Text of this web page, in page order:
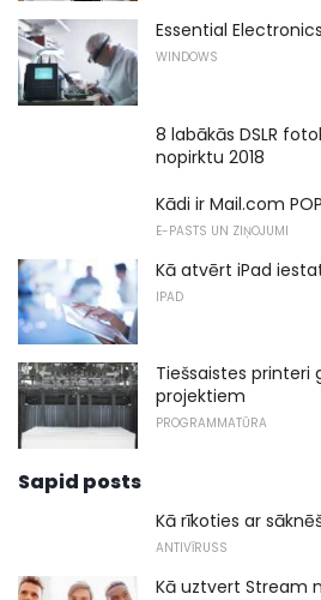
Essential
WINDOWS
8 labākās DSLR
nopirktu 2018
Kādi ir Mail.com
E-PASTS UN ZIŅOJUMI
Kā atvērt iPad
IPAD
Tiešsaistes printeri
projektiem
PROGRAMMATŪRA
Sapid posts
Kā rīkoties ar
ANTIVĪRUSS
Kā uztvert Stream